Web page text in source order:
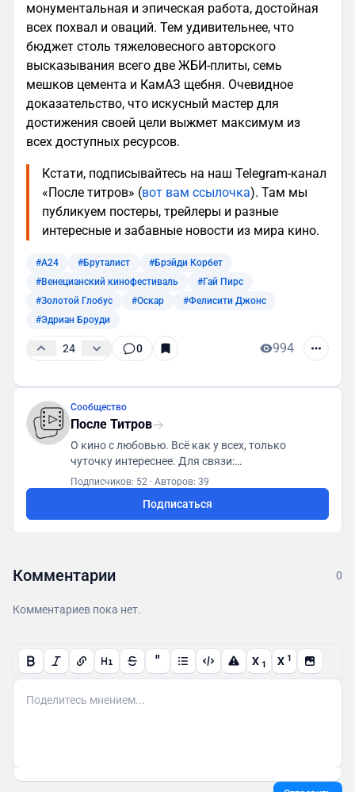
монументальная и эпическая работа, достойная
всех похвал и оваций. Тем удивительнее, что
бюджет столь тяжеловесного авторского
высказывания всего две ЖБИ-плиты, семь
мешков цемента и КамАЗ щебня. Очевидное
доказательство, что искусный мастер для
достижения своей цели выжмет максимум из
всех доступных ресурсов.
Кстати, подписывайтесь на наш Telegram-канал
«После титров» (вот вам ссылочка). Там мы
публикуем постеры, трейлеры и разные
интересные и забавные новости из мира кино.
#A24 #Бруталист
#Брэйди Корбет
#Венецианский кинофестиваль
#Гай Пирс
#Золотой Глобус
#Оскар
#Фелисити Джонс
#Эдриан Броуди
24 0 994
Сообщество
После Титров
О кино с любовью. Всё как у всех, только
чуточку интереснее. Для связи:
posletitrov@yandex.ru
Подписчиков: 52 · Авторов: 39
Подписаться
Комментарии 0
Комментариев пока нет.
" X 1 X 1